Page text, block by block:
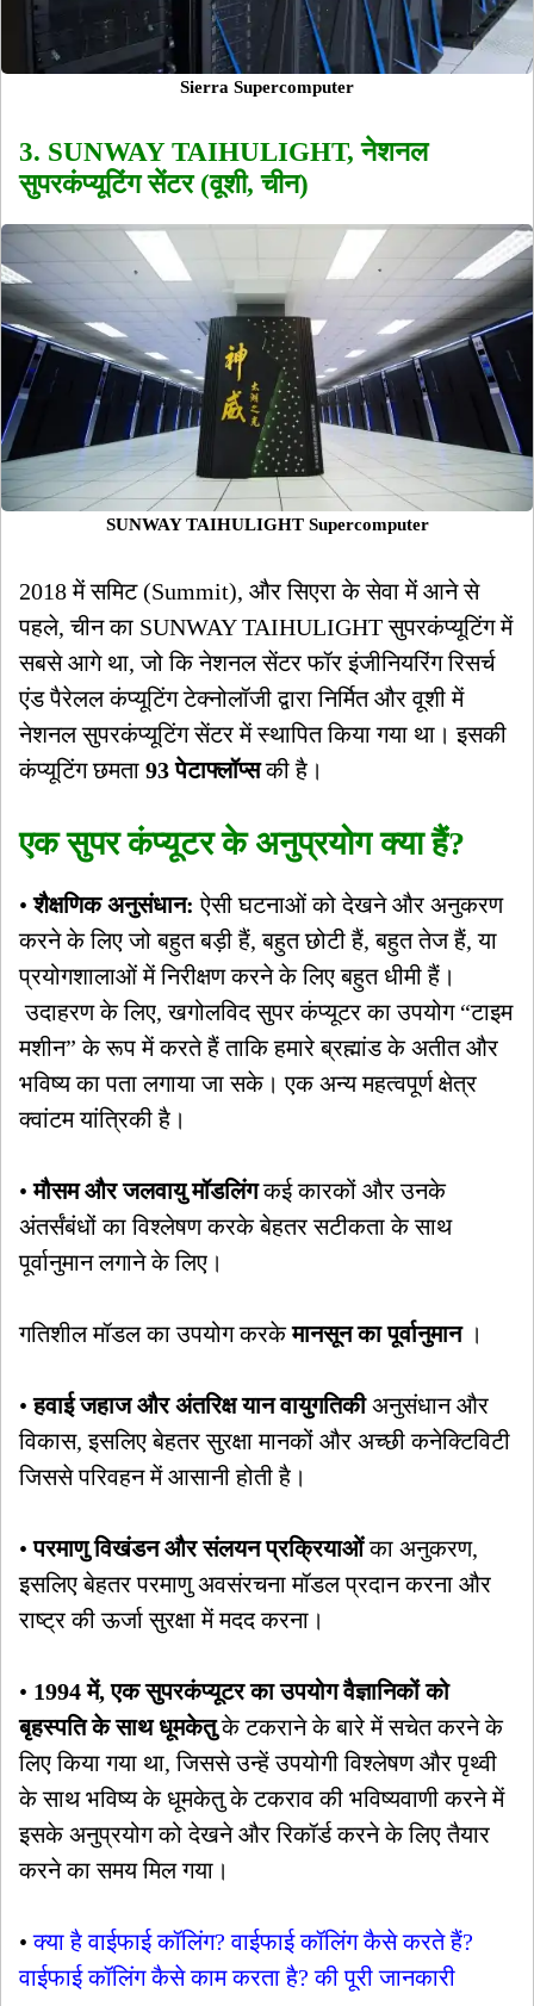
Sierra Supercomputer
3. SUNWAY TAIHULIGHT, नेशनल
सुपरकंप्यूटिंग सेंटर (वूशी, चीन)
SUNWAY TAIHULIGHT Supercomputer
2018 में समिट (Summit), और सिएरा के सेवा में आने से
पहले, चीन का SUNWAY TAIHULIGHT सुपरकंप्यूटिंग में
सबसे आगे था, जो कि नेशनल सेंटर फॉर इंजीनियरिंग रिसर्च
एंड पैरेलल कंप्यूटिंग टेक्नोलॉजी द्वारा निर्मित और वूशी में
नेशनल सुपरकंप्यूटिंग सेंटर में स्थापित किया गया था। इसकी
कंप्यूटिंग छमता 93 पेटाफ्लॉप्सकी है।
एक सुपर कंप्यूटर के अनुप्रयोग क्या हैं?
•शैक्षणिक अनुसंधान: ऐसी घटनाओं को देखने और अनुकरण
करने के लिए जो बहुत बड़ी हैं, बहुत छोटी हैं, बहुत तेज हैं, या
प्रयोगशालाओं में निरीक्षण करने के लिए बहुत धीमी हैं।
उदाहरण के लिए, खगोलविद सुपर कंप्यूटर का उपयोग “टाइम
मशीन” के रूप में करते हैं ताकि हमारे ब्रह्मांड के अतीत और
भविष्य का पता लगाया जा सके। एक अन्य महत्वपूर्ण क्षेत्र
क्वांटम यांत्रिकी है।
•मौसम और जलवायु मॉडलिंगकई कारकों और उनके
अंतर्संबंधों का विश्लेषण करके बेहतर सटीकता के साथ
पूर्वानुमान लगाने के लिए।
गतिशील मॉडल का उपयोग करकेमानसून का पूर्वानुमान।
•हवाई जहाज और अंतरिक्ष यान वायुगतिकीअनुसंधान और
विकास, इसलिए बेहतर सुरक्षा मानकों और अच्छी कनेक्टिविटी
जिससे परिवहन में आसानी होती है।
•परमाणु विखंडन और संलयन प्रक्रियाओंका अनुकरण,
इसलिए बेहतर परमाणु अवसंरचना मॉडल प्रदान करना और
राष्ट्र की ऊर्जा सुरक्षा में मदद करना।
• 1994 में, एक सुपरकंप्यूटर का उपयोग वैज्ञानिकों को
बृहस्पति के साथ धूमकेतुके टकराने के बारे में सचेत करने के
लिए किया गया था, जिससे उन्हें उपयोगी विश्लेषण और पृथ्वी
के साथ भविष्य के धूमकेतु के टकराव की भविष्यवाणी करने में
इसके अनुप्रयोग को देखने और रिकॉर्ड करने के लिए तैयार
करने का समय मिल गया।
•क्या है वाईफाई कॉलिंग? वाईफाई कॉलिंग कैसे करते हैं?
वाईफाई कॉलिंग कैसे काम करता है? की पूरी जानकारी